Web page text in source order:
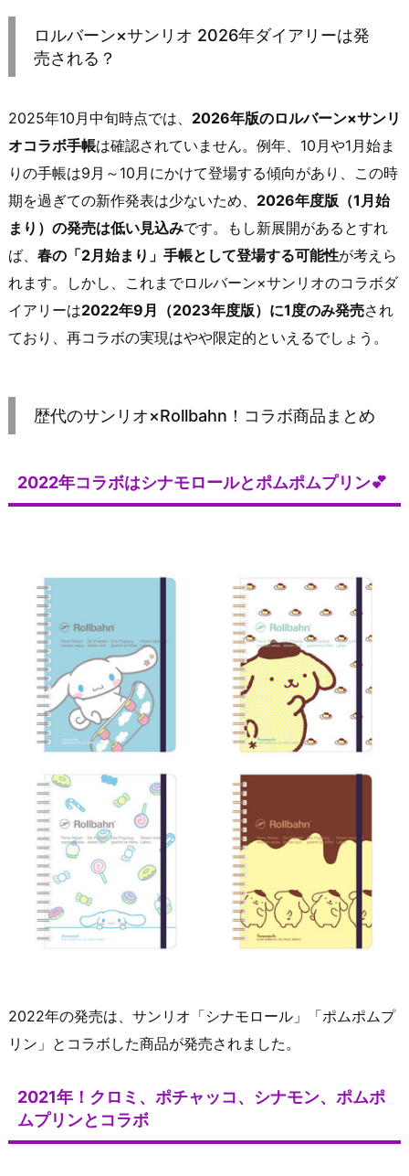
ロルバーン×サンリオ 2026年ダイアリーは発
売される？
2025年10月中旬時点では、 2026年版のロルバーン×サンリ
オコラボ手帳は確認されていません。例年、10月や1月始ま
りの手帳は9月～10月にかけて登場する傾向があり、この時
期を過ぎての新作発表は少ないため、 2026年度版（1月始
まり）の発売は低い見込みです。もし新展開があるとすれ
ば、 春の「2月始まり」手帳として登場する可能性が考えら
れます。しかし、これまでロルバーン×サンリオのコラボダ
イアリーは2022年9月（2023年度版）に1度のみ発売され
ており、再コラボの実現はやや限定的といえるでしょう。
歴代のサンリオ×Rollbahn！コラボ商品まとめ
2022年コラボはシナモロールとポムポムプリン💕
2022年の発売は、サンリオ「シナモロール」「ポムポムプ
リン」とコラボした商品が発売されました。
2021年！クロミ、ポチャッコ、シナモン、ポムポ
ムプリンとコラボ